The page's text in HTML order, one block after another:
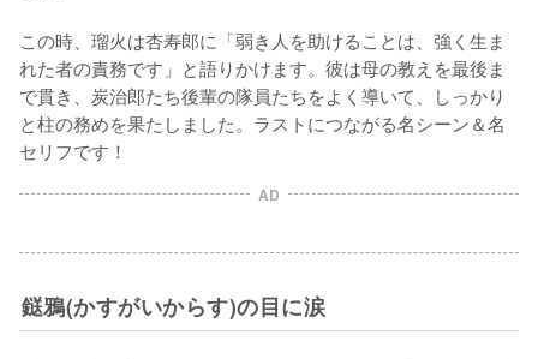
この時、瑠火は杏寿郎に「弱き人を助けることは、強く生ま
れた者の責務です」と語りかけます。彼は母の教えを最後ま
で貫き、炭治郎たち後輩の隊員たちをよく導いて、しっかり
と柱の務めを果たしました。ラストにつながる名シーン＆名
セリフです！
AD
鎹鴉(かすがいからす)の目に涙